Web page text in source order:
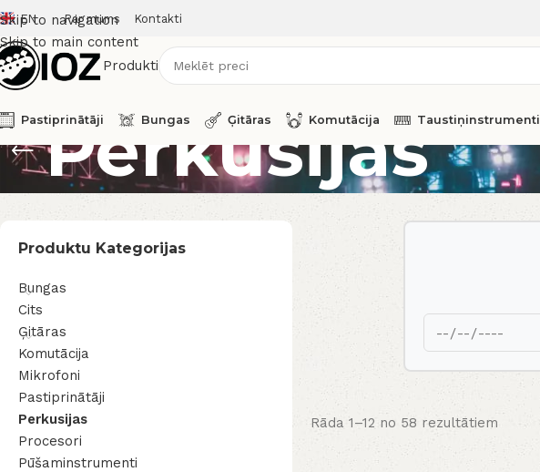
Skip to navigation
Skip to main content
EN Par mums Kontakti
Produkti
Pastiprinātāji Bungas Ģitāras Komutācija Taustiņinstrumenti
Perkusijas
Produktu Kategorijas
Bungas
Cits
Ģitāras
Komutācija
Mikrofoni
Pastiprinātāji
Perkusijas
Procesori
Pūšaminstrumenti
Rāda 1–12 no 58 rezultātiem